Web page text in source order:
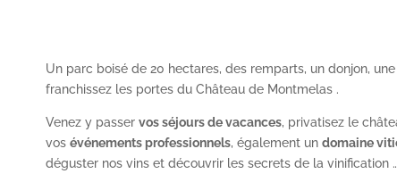
Un parc boisé de 20 hectares, des remparts, un donjon, une
franchissez les portes du Château de Montmelas .
Venez y passer vos séjours de vacances, privatisez le
vos événements professionnels, également un domaine
déguster nos vins et découvrir les secrets de la vinification …